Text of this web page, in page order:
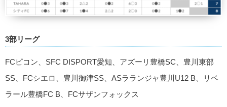
3部リーグ
FCピコン、SFC DISPORT愛知、アズーリ豊橋SC、豊川東部
SS、FCシエロ、豊川御津SS、ASラランジャ豊川U12 B、リベ
ラール豊橋FC B、FCサザンフォックス